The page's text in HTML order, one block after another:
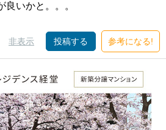
良いかと。。。
非表示 投稿する 参考になる!